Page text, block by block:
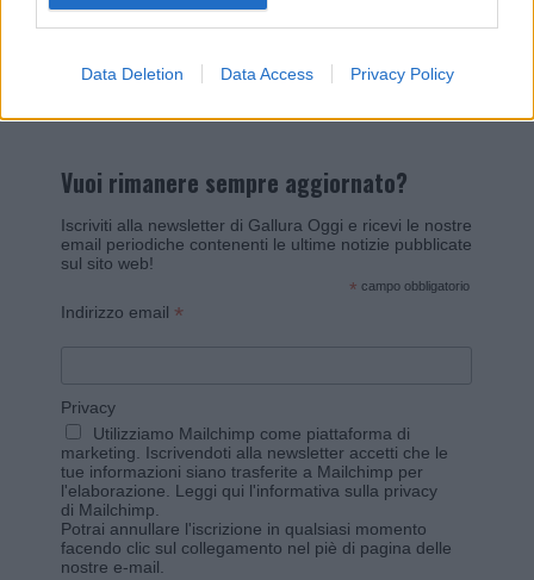
Data Deletion Data Access Privacy Policy
Invia un Comunicato Stampa|Pubblicità|Segnala
Vuoi rimanere sempre aggiornato?
Iscriviti alla newsletter di Gallura Oggi e ricevi le nostre
email periodiche contenenti le ultime notizie pubblicate
sul sito web!
* campo obbligatorio
Indirizzo email *
Privacy
Utilizziamo Mailchimp come piattaforma di
marketing. Iscrivendoti alla newsletter accetti che le
tue informazioni siano trasferite a Mailchimp per
l'elaborazione. Leggi qui l'informativa sulla privacy
di Mailchimp
Potrai annullare l'iscrizione in qualsiasi momento
facendo clic sul collegamento nel piè di pagina delle
nostre e-mail.